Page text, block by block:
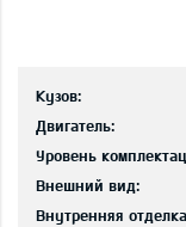
Кузов:
Двигатель:
Уровень
Внешний вид:
Внутренняя отделка